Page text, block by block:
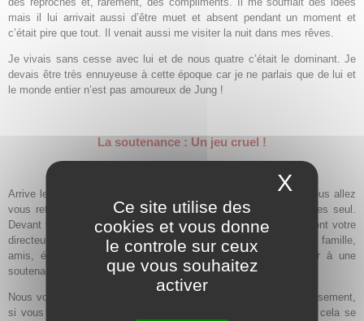
mais il lui arrivait aussi d’être muet et absent pendant un moment et
c’était pire que tout. Il venait aussi me visiter la nuit dans mes rêves.
Je vivais sans cesse avec lui et de nous quatre c’était le dominant. Je
devais être très ennuyeuse à cette époque car je ne parlais que de lui et
le monde entier n’est pas amoureux de Jung !
La soutenance : Un jeu cruel !
Arrive le jour de la soutenance de votre thèse de philosophie. Vous allez
vous retrouver devant une petite table ; pas de notes, vous êtes seul.
Devant vous, sur une longue estrade, cinq ou six personnes, dont votre
directeur de thèse, constituent le jury. Derrière vous le public : famille,
amis, étudiants, inconnus. Tout le monde peut venir assister à une
soutenance de thèse.
Nous voilà partis pour trois à cinq heures d’un jeu cruel. Heureusement,
si vous avez déjà assisté à des soutenances vous savez que cela se
Ce site utilise des
cookies et vous donne
le controle sur ceux
que vous souhaitez
activer
X